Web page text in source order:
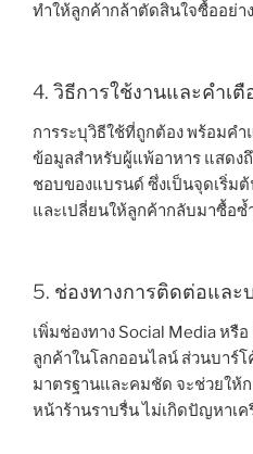
ทำให้ลูกค้ากล้าตัดสินใจซื้ออย่า
4. วิธีการใช้งานและคำเตื
การระบุวิธีใช้ที่ถูกต้อง พร้อมคำ
ข้อมูลสำหรับผู้แพ้อาหาร แสดง
ชอบของแบรนด์ ซึ่งเป็นจุดเริ่มต้
และเปลี่ยนให้ลูกค้ากลับมาซื้อซ้
5. ช่องทางการติดต่อและ
เพิ่มช่องทาง Social Media หรื
ลูกค้าในโลกออนไลน์ ส่วนบาร์
มาตรฐานและคมชัด จะช่วยให้
หน้าร้านราบรื่น ไม่เกิดปัญหาเ